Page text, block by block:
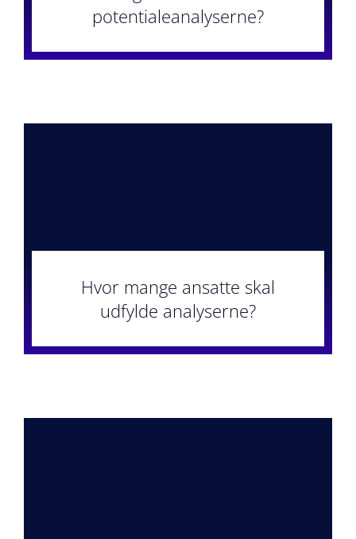
potentialeanalyserne?
Hvor mange ansatte skal
udfylde analyserne?